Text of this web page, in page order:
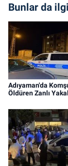
Bunlar da
Adıyaman'da
Öldüren Zanlı